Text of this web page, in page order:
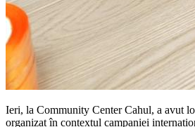
Ieri, la Community Center Cahul, a avut
organizat în contextul campaniei